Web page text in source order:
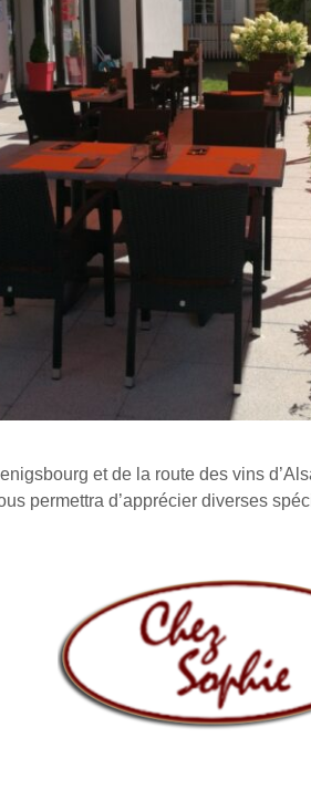
et de la route des vins
permettra d’apprécier diverses